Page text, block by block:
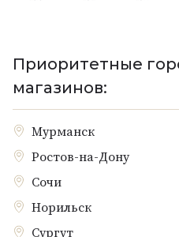
Приоритетные
магазинов:
Мурманск
Ростов-на-Дону
Сочи
Норильск
Сургут